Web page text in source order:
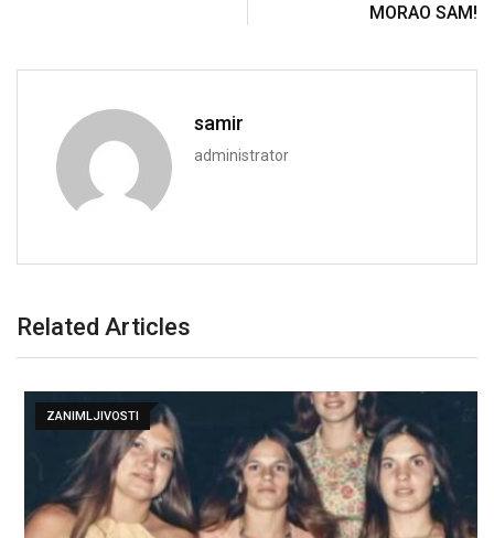
MORAO SAM!
samir
administrator
Related Articles
ZANIMLJIVOSTI